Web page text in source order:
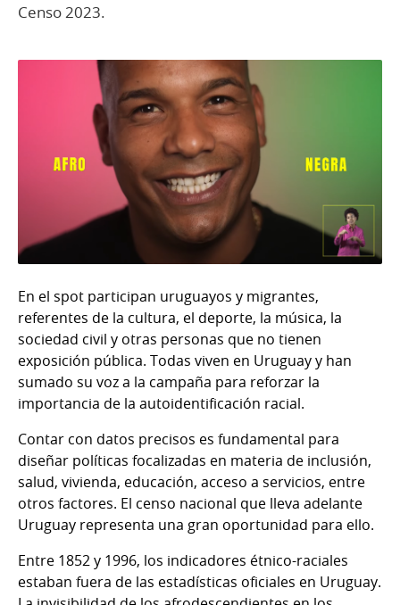
Censo 2023.
En el spot participan uruguayos y migrantes,
referentes de la cultura, el deporte, la música, la
sociedad civil y otras personas que no tienen
exposición pública. Todas viven en Uruguay y han
sumado su voz a la campaña para reforzar la
importancia de la autoidentificación racial.
Contar con datos precisos es fundamental para
diseñar políticas focalizadas en materia de inclusión,
salud, vivienda, educación, acceso a servicios, entre
otros factores. El censo nacional que lleva adelante
Uruguay representa una gran oportunidad para ello.
Entre 1852 y 1996, los indicadores étnico-raciales
estaban fuera de las estadísticas oficiales en Uruguay.